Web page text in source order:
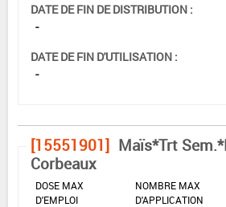
DATE DE FIN DE DISTRIBUTION :
-
DATE DE FIN D'UTILISATION :
-
[15551901] Maïs*Trt
Corbeaux
DOSE MAX
D'EMPLOI
NOMBRE MAX
D'APPLICATION